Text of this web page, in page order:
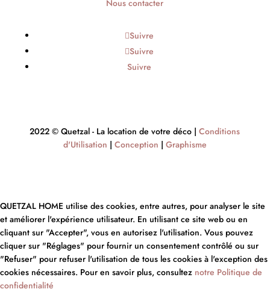
Nous contacter
Suivre
Suivre
Suivre
2022 © Quetzal - La location de votre déco |Conditions
d'Utilisation | Conception | Graphisme
QUETZAL HOME utilise des cookies, entre autres, pour analyser le site
et améliorer l'expérience utilisateur. En utilisant ce site web ou en
cliquant sur "Accepter", vous en autorisez l'utilisation. Vous pouvez
cliquer sur "Réglages" pour fournir un consentement contrôlé ou sur
"Refuser" pour refuser l'utilisation de tous les cookies à l'exception des
cookies nécessaires. Pour en savoir plus, consultez notre Politique de
confidentialité